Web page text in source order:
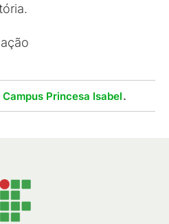
Princesa Isabel.